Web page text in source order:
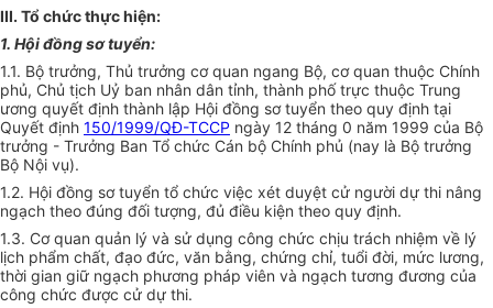
III. Tổ chức thực hiện:
1. Hội đồng sơ tuyển:
1.1. Bộ trưởng, Thủ trưởng cơ quan ngang Bộ, cơ quan thuộc Chính
phủ, Chủ tịch Uỷ ban nhân dân tỉnh, thành phố trực thuộc Trung
ương quyết định thành lập Hội đồng sơ tuyển theo quy định tại
Quyết định 150/1999/QĐ-TCCP ngày 12 tháng 0 năm 1999 của Bộ
trưởng - Trưởng Ban Tổ chức Cán bộ Chính phủ (nay là Bộ trưởng
Bộ Nội vụ).
1.2. Hội đồng sơ tuyển tổ chức việc xét duyệt cử người dự thi nâng
ngạch theo đúng đối tượng, đủ điều kiện theo quy định.
1.3. Cơ quan quản lý và sử dụng công chức chịu trách nhiệm về lý
lịch phẩm chất, đạo đức, văn bằng, chứng chỉ, tuổi đời, mức lương,
thời gian giữ ngạch phương pháp viên và ngạch tương đương của
công chức được cử dự thi.